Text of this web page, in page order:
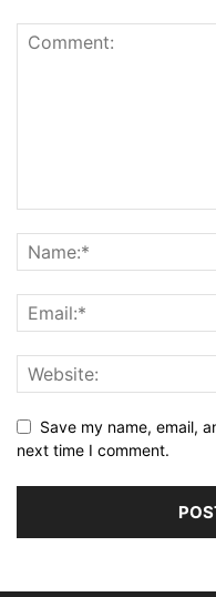
Save my name, email,
next time I comment.